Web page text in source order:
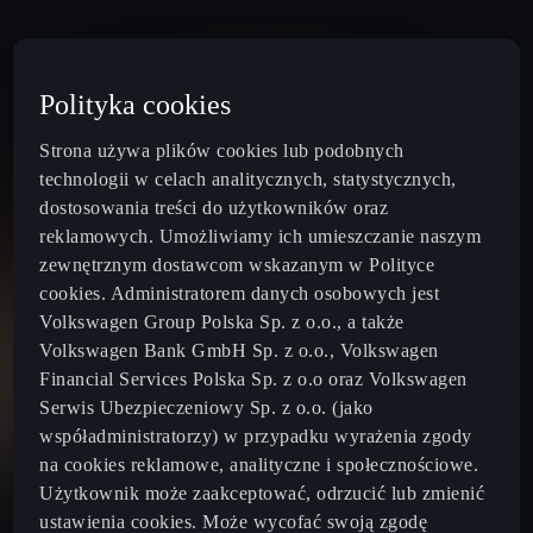
Poland Polski
Nowa CUPRA Raval 2026
Polityka cookies
Strona używa plików cookies lub podobnych
technologii w celach analitycznych, statystycznych,
dostosowania treści do użytkowników oraz
reklamowych. Umożliwiamy ich umieszczanie naszym
zewnętrznym dostawcom wskazanym w Polityce
cookies. Administratorem danych osobowych jest
Volkswagen Group Polska Sp. z o.o., a także
Volkswagen Bank GmbH Sp. z o.o., Volkswagen
Financial Services Polska Sp. z o.o oraz Volkswagen
Serwis Ubezpieczeniowy Sp. z o.o. (jako
współadministratorzy) w przypadku wyrażenia zgody
na cookies reklamowe, analityczne i społecznościowe.
Użytkownik może zaakceptować, odrzucić lub zmienić
ustawienia cookies. Może wycofać swoją zgodę